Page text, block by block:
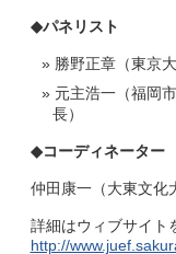
◆パネリスト
勝野正章（東京
元主浩一（福岡
長）
◆コーディネーター
仲田康一（大東文化
詳細はウィブサイト
http://